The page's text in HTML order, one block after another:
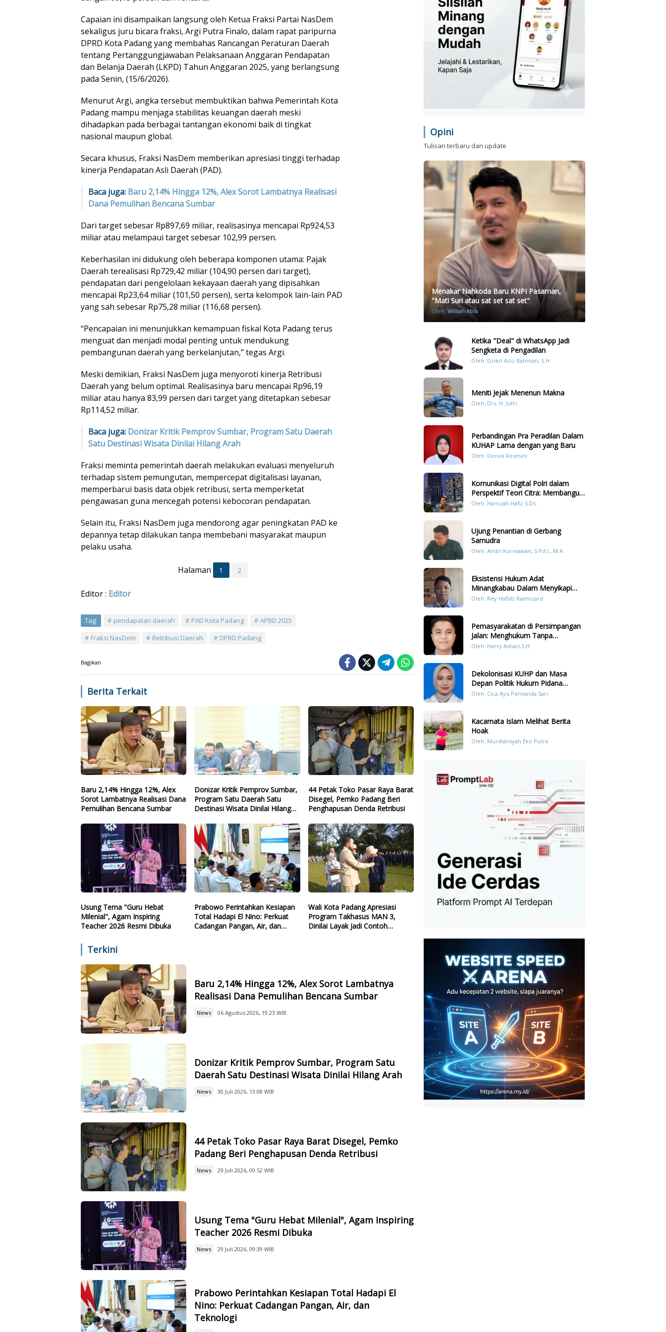
Capaian ini disampaikan langsung oleh Ketua Fraksi Partai NasDem
sekaligus juru bicara fraksi, Argi Putra Finalo, dalam rapat paripurna
DPRD Kota Padang yang membahas Rancangan Peraturan Daerah
tentang Pertanggungjawaban Pelaksanaan Anggaran Pendapatan
dan Belanja Daerah (LKPD) Tahun Anggaran 2025, yang berlangsung
pada Senin, (15/6/2026).
Menurut Argi, angka tersebut membuktikan bahwa Pemerintah Kota
Padang mampu menjaga stabilitas keuangan daerah meski
dihadapkan pada berbagai tantangan ekonomi baik di tingkat
nasional maupun global.
Secara khusus, Fraksi NasDem memberikan apresiasi tinggi terhadap
kinerja Pendapatan Asli Daerah (PAD).
Baca juga: Baru 2,14% Hingga 12%, Alex Sorot Lambatnya Realisasi
Dana Pemulihan Bencana Sumbar
Dari target sebesar Rp897,69 miliar, realisasinya mencapai Rp924,53
miliar atau melampaui target sebesar 102,99 persen.
Keberhasilan ini didukung oleh beberapa komponen utama: Pajak
Daerah terealisasi Rp729,42 miliar (104,90 persen dari target),
pendapatan dari pengelolaan kekayaan daerah yang dipisahkan
mencapai Rp23,64 miliar (101,50 persen), serta kelompok lain-lain PAD
yang sah sebesar Rp75,28 miliar (116,68 persen).
“Pencapaian ini menunjukkan kemampuan fiskal Kota Padang terus
menguat dan menjadi modal penting untuk mendukung
pembangunan daerah yang berkelanjutan,” tegas Argi.
Meski demikian, Fraksi NasDem juga menyoroti kinerja Retribusi
Daerah yang belum optimal. Realisasinya baru mencapai Rp96,19
miliar atau hanya 83,99 persen dari target yang ditetapkan sebesar
Rp114,52 miliar.
Baca juga: Donizar Kritik Pemprov Sumbar, Program Satu Daerah
Satu Destinasi Wisata Dinilai Hilang Arah
Fraksi meminta pemerintah daerah melakukan evaluasi menyeluruh
terhadap sistem pemungutan, mempercepat digitalisasi layanan,
memperbarui basis data objek retribusi, serta memperketat
pengawasan guna mencegah potensi kebocoran pendapatan.
Selain itu, Fraksi NasDem juga mendorong agar peningkatan PAD ke
depannya tetap dilakukan tanpa membebani masyarakat maupun
pelaku usaha.
Halaman 1 2
Editor : Editor
Tag: pendapatan daerah PAD Kota Padang
APBD 2025
Fraksi NasDem
Retribusi Daerah DPRD Padang
Bagikan
Berita Terkait
Baru 2,14% Hingga 12%, Alex
Sorot Lambatnya Realisasi Dana
Pemulihan Bencana Sumbar
Donizar Kritik Pemprov Sumbar,
Program Satu Daerah Satu
Destinasi Wisata Dinilai Hilang
44 Petak Toko Pasar Raya Barat
Disegel, Pemko Padang Beri
Penghapusan Denda Retribusi
Usung Tema "Guru Hebat
Milenial", Agam Inspiring
Teacher 2026 Resmi Dibuka
Prabowo Perintahkan Kesiapan
Total Hadapi El Nino: Perkuat
Cadangan Pangan, Air, dan
Wali Kota Padang Apresiasi
Program Takhasus MAN 3,
Dinilai Layak Jadi Contoh
Terkini
Baru 2,14% Hingga 12%, Alex Sorot Lambatnya
Realisasi Dana Pemulihan Bencana Sumbar
News 06 Agustus 2026, 19:23 WIB
Donizar Kritik Pemprov Sumbar, Program Satu
Daerah Satu Destinasi Wisata Dinilai Hilang Arah
News 30 Juli 2026, 13:08 WIB
44 Petak Toko Pasar Raya Barat Disegel, Pemko
Padang Beri Penghapusan Denda Retribusi
News 29 Juli 2026, 09:52 WIB
Usung Tema "Guru Hebat Milenial", Agam Inspiring
Teacher 2026 Resmi Dibuka
News 29 Juli 2026, 09:39 WIB
Prabowo Perintahkan Kesiapan Total Hadapi El
Nino: Perkuat Cadangan Pangan, Air, dan
Teknologi
Opini
Tulisan terbaru dan update
Menakar Nahkoda Baru KNPI Pasaman,
"Mati Suri atau sat set sat set"
Oleh: Willian Abib
Ketika "Deal" di WhatsApp Jadi
Sengketa di Pengadilan
Oleh: Dzikri Aziz Rahman, S.H
Meniti Jejak Menenun Makna
Oleh: Drs. H. Jufri
Perbandingan Pra Peradilan Dalam
KUHAP Lama dengan yang Baru
Oleh: Denok Resmini
Komunikasi Digital Polri dalam
Perspektif Teori Citra: Membangun
Kepercayaan Publik Melalui Konten
Oleh: Hamzah Hafiz S.Ds.
Ujung Penantian di Gerbang
Samudra
Oleh: Andri Kurniawan, S.Pd.I., M.A.
Eksistensi Hukum Adat
Minangkabau Dalam Menyikapi
Prilaku LGBT Analisis Perbandingan
Oleh: Rey Hafidz Riamizard
Pemasyarakatan di Persimpangan
Jalan: Menghukum Tanpa
Memulihkan?
Oleh: Harry Ashari,S.H.
Dekolonisasi KUHP dan Masa
Depan Politik Hukum Pidana
Indonesia
Oleh: Cica Ayu Pernanda Sari
Kacamata Islam Melihat Berita
Hoak
Oleh: Murdiansyah Eko Putra